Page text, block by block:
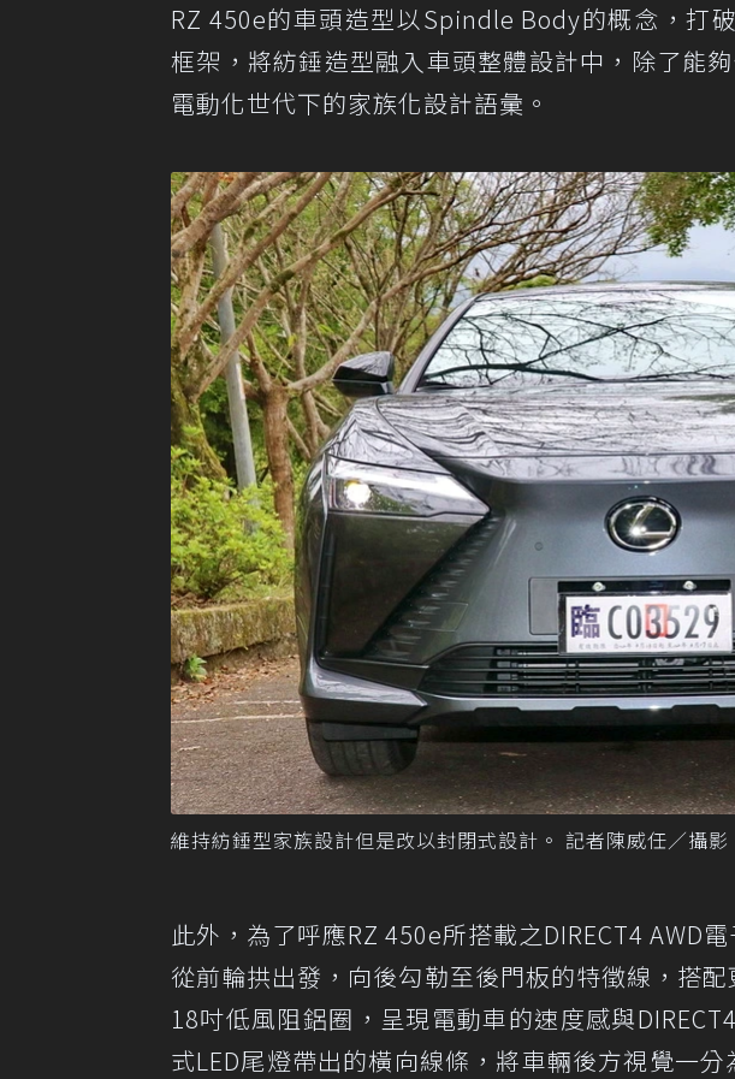
RZ 450e的車頭造型以Spindle Body的概念，打
框架，將紡錘造型融入車頭整體設計中，除了能
電動化世代下的家族化設計語彙。
維持紡錘型家族設計但是改以封閉式設計。 記者陳威任／攝影
此外，為了呼應RZ 450e所搭載之DIRECT4 AWD
從前輪拱出發，向後勾勒至後門板的特徵線，搭
18吋低風阻鋁圈，呈現電動車的速度感與
式LED尾燈帶出的橫向線條，將車輛後方視覺一